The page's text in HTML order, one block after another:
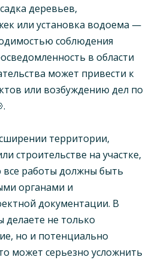
деревьев,
или установка водоема —
соблюдения
в области
может привести к
или возбуждению дел по
территории,
строительстве на участке,
работы должны быть
органами и
документации. В
делаете не только
но и потенциально
может серьезно усложнить